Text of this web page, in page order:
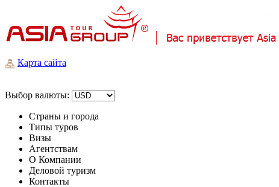
Карта сайта
Выбор валюты:
Страны и города
Типы туров
Визы
Агентствам
О Компании
Деловой туризм
Контакты